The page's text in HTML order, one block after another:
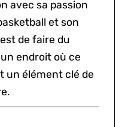
avec sa passion
et son
de faire du
endroit où ce
un élément clé de